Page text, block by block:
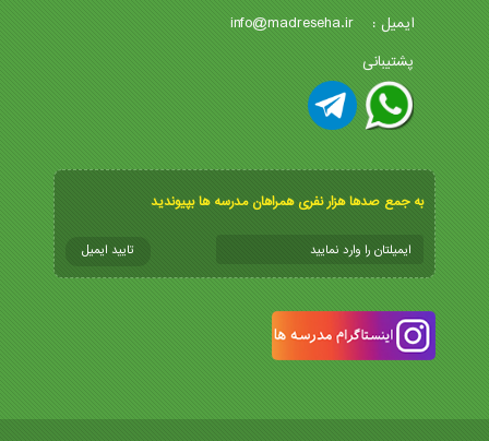
ایمیل : info@madreseha.ir
پشتیبانی
به جمع صدها هزار نفری همراهان مدرسه ها بپیوندید